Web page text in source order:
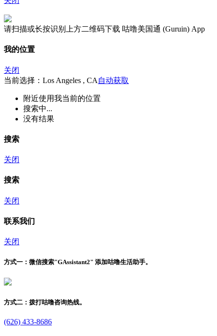
请扫描或长按识别上方二维码下载 咕噜美国通 (Guruin) App
我的位置
关闭
当前选择：Los Angeles , CA 自动获取
附近使用我当前的位置
搜索中...
没有结果
搜索
关闭
搜索
关闭
联系我们
关闭
方式一： 微信搜索"GAssistant2" 添加咕噜生活助手。
方式二： 拨打咕噜咨询热线。
(626) 433-8686